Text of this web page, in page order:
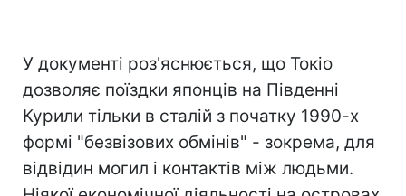
У документі роз'яснюється, що Токіо
дозволяє поїздки японців на Південні
Курили тільки в сталій з початку 1990-х
формі "безвізових обмінів" - зокрема, для
відвідин могил і контактів між людьми.